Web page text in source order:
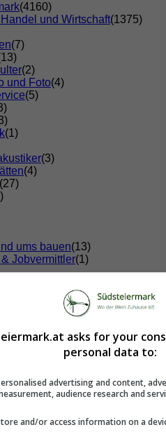
(4160)
und Wirtschaft(1375)
(7)
(2)
und Foto(4)
(5)
(1)
(3)
(4)
(27)
ums bauen(13)
Jobvermittler(1)
asks for your
personal data to:
advertising and content,
audience research and
and/or access information on a